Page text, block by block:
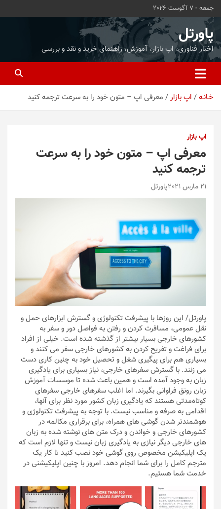
محتوا
بروید
جمعه - 7 آگوست 2026
پاورتل
اخبار فناوری، اپ بازار، آموزش، راهنمای خرید و نقد و بررسی
خـانـه اپ بازار معرفی اپ – متون خود را به سرعت ترجمه کنید
اپ بازار
معرفی اپ – متون خود را به سرعت
ترجمه کنید
21 مارس 2021 پاورتل
پاورتل/ این روزها با پیشرفت تکنولوژی و گسترش ابزارهای حمل و
نقل عمومی، مسافرت کردن و رفتن به فواصل دور و سفر به
کشورهای خارجی بسیار بیشتر از گذشته شده است. خیلی از افراد
برای فراغت و تفریح کردن به کشورهای خارجی سفر می کنند و
بسیاری هم برای پیگیری شغل و تحصیل خود به چنین کاری دست
می زنند. با گسترش سفرهای خارجی، نیاز بسیاری برای یادگیری
زبان به وجود آمده است و همین باعث شده تا موسسات آموزش
زبان رونق فراوانی بگیرند. اما اغلب سفرهای خارجی سفرهای
کوتاه‌مدتی هستند که یادگیری زبان کشور مورد نظر برای آنها،
اقدامی به صرفه و مناسب نیست. با توجه به پیشرفت تکنولوژی و
هوشمندتر شدن گوشی های همراه، برای برقراری مکالمه در
کشورهای خارجی و خواندن و درک متن های نوشته شده به زبان
های خارجی دیگر نیازی به یادگیری زبان نیست و تنها لازم است که
یک اپلیکیشن مخصوص روی گوشی خود نصب کنید تا کار یک
مترجم کامل را برای شما انجام دهد. امروز با چنین اپلیکیشنی در
خدمت شما هستیم.